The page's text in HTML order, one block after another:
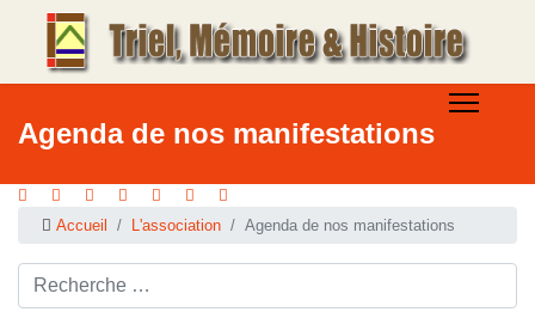
Agenda de nos manifestations
Accueil L'association Agenda de nos manifestations
Rechercher ...